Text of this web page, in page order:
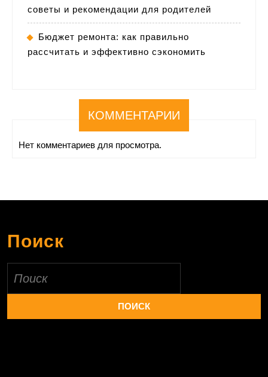
советы и рекомендации для родителей
Бюджет ремонта: как правильно
рассчитать и эффективно сэкономить
КОММЕНТАРИИ
Нет комментариев для просмотра.
Поиск